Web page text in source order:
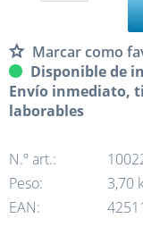
Marcar como
Disponible de
Envío inmediato,
laborables
N.º art.:
Peso:
3,70
EAN: